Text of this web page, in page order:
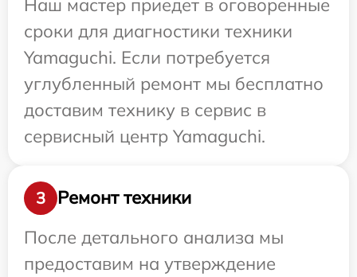
Наш мастер приедет в оговоренные
сроки для диагностики техники
Yamaguchi. Если потребуется
углубленный ремонт мы бесплатно
доставим технику в сервис в
сервисный центр Yamaguchi.
3
Ремонт техники
После детального анализа мы
предоставим на утверждение